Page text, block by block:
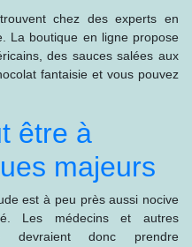
chez des experts en
La boutique en ligne propose
des sauces salées aux
fantaisie et vous pouvez
être à
majeurs
est à peu près aussi nocive
Les médecins et autres
devraient donc prendre